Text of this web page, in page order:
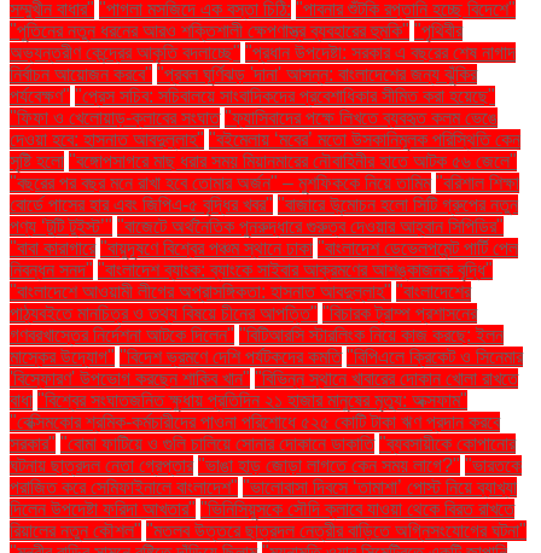
সম্মুখীন বাধার" "পাগলা মসজিদে এক বস্তা চিঠি: "পাবনার শুঁটকি রপ্তানি হচ্ছে বিদেশে"
"পুতিনের নতুন ধরনের আরও শক্তিশালী ক্ষেপণাস্ত্র ব্যবহারের হুমকি" "পৃথিবীর
অভ্যন্তরীণ কেন্দ্রের আকৃতি বদলাচ্ছে" "প্রধান উপদেষ্টা: সরকার এ বছরের শেষ নাগাদ
নির্বাচন আয়োজন করবে" "প্রবল ঘূর্ণিঝড় 'দানা' আসন্ন: বাংলাদেশের জন্য ঝুঁকির
পর্যবেক্ষণ" "প্রেস সচিব: সচিবালয়ে সাংবাদিকদের প্রবেশাধিকার সীমিত করা হয়েছে"
"ফিফা ও খেলোয়াড়-ক্লাবের সংঘাত "ফ্যাসিবাদের পক্ষে লিখতে ব্যবহৃত কলম ভেঙে
দেওয়া হবে: হাসনাত আবদুল্লাহ" "বইমেলায় ‘মবের’ মতো উসকানিমূলক পরিস্থিতি কেন
সৃষ্টি হলো "বঙ্গোপসাগরে মাছ ধরার সময় মিয়ানমারের নৌবাহিনীর হাতে আটক ৫৬ জেলে"
"বছরের পর বছর মনে রাখা হবে তোমার অর্জন" – মুশফিককে নিয়ে তামিম "বরিশাল শিক্ষা
বোর্ডে পাসের হার এবং জিপিএ-৫ বৃদ্ধির খবর" "বাজারে উন্মোচন হলো সিটি গ্রুপের নতুন
পণ্য ‘টুটি টুইস্ট’" "বাজেটে অর্থনৈতিক পুনরুদ্ধারে গুরুত্ব দেওয়ার আহ্বান সিপিডির"
"বাবা কারাগারে "বায়ুদূষণে বিশ্বের পঞ্চম স্থানে ঢাকা "বাংলাদেশ ডেভেলপমেন্ট পার্টি পেল
নিবন্ধন সনদ" "বাংলাদেশ ব্যাংক: ব্যাংকে সাইবার আক্রমণের আশঙ্কাজনক বৃদ্ধি"
"বাংলাদেশে আওয়ামী লীগের অপ্রাসঙ্গিকতা: হাসনাত আবদুল্লাহ" "বাংলাদেশের
পাঠ্যবইতে মানচিত্র ও তথ্য বিষয়ে চীনের আপত্তি" "বিচারক ট্রাম্প প্রশাসনের
গণবরখাস্তের নির্দেশনা আটকে দিলেন" "বিটিআরসি স্টারলিংক নিয়ে কাজ করছে: ইলন
মাস্কের উদ্যোগ" "বিদেশ ভ্রমণে দেশি পর্যটকদের কমতি "বিপিএলে ক্রিকেট ও সিনেমার
'বিস্ফোরণ' উপভোগ করছেন শাকিব খান" "বিভিন্ন স্থানে খাবারের দোকান খোলা রাখতে
বাধা "বিশ্বের সংঘাতজনিত ক্ষুধায় প্রতিদিন ২১ হাজার মানুষের মৃত্যু: অক্সফাম"
"বেক্সিমকোর শ্রমিক-কর্মচারীদের পাওনা পরিশোধে ৫২৫ কোটি টাকা ঋণ প্রদান করবে
সরকার" "বোমা ফাটিয়ে ও গুলি চালিয়ে সোনার দোকানে ডাকাতি "ব্যবসায়ীকে কোপানোর
ঘটনায় ছাত্রদল নেতা গ্রেপ্তার "ভাঙা হাড় জোড়া লাগতে কেন সময় লাগে?" "ভারতকে
পরাজিত করে সেমিফাইনালে বাংলাদেশ" "ভালোবাসা দিবসে ‘তামাশা’ পোস্ট নিয়ে ব্যাখ্যা
দিলেন উপদেষ্টা ফরিদা আখতার" "ভিনিসিয়ুসকে সৌদি ক্লাবে যাওয়া থেকে বিরত রাখতে
রিয়ালের নতুন কৌশল" "মতলব উত্তরে ছাত্রদল নেত্রীর বাড়িতে অগ্নিসংযোগের ঘটনা"